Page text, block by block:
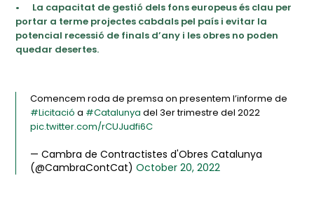
•
La capacitat de gestió dels fons europeus és clau per
portar a terme projectes cabdals pel país i evitar la
potencial recessió de finals d’any i les obres no poden
quedar desertes.
Comencem roda de premsa on presentem l’informe de
#Licitació a #Catalunya del 3er trimestre del 2022
pic.twitter.com/rCUJudfi6C
— Cambra de Contractistes d'Obres Catalunya
(@CambraContCat)October 20, 2022